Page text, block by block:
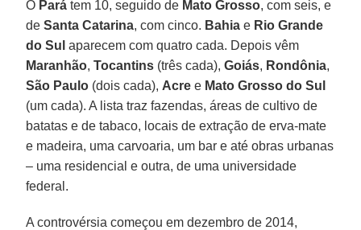
O Pará tem 10, seguido de Mato Grosso, com seis, e
deSanta Catarina, com cinco. Bahia e Rio Grande
do Sul aparecem com quatro cada. Depois vêm
Maranhão,Tocantins (três cada),Goiás, Rondônia,
São Paulo (dois cada), Acre e Mato Grosso do Sul
(um cada). A lista traz fazendas, áreas de cultivo de
batatas e de tabaco, locais de extração de erva-mate
e madeira, uma carvoaria, um bar e até obras urbanas
– uma residencial e outra, de uma universidade
federal.
A controvérsia começou em dezembro de 2014,